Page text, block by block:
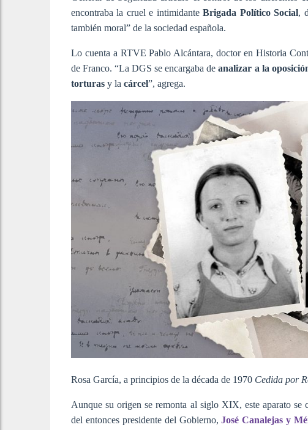
encontraba la cruel e intimidanteBrigada Político Social,
también moral” de la sociedad española.
Lo cuenta a RTVE Pablo Alcántara, doc­tor en Historia
de Franco. “La DGS se encargaba deanalizar a la
torturas y la cárcel”, agrega.
Rosa García, a principios de la década de 1970 Cedida por
Aunque su origen se remonta al siglo XIX, este aparato se
del entonces presidente del Gobierno,José Canalejas y